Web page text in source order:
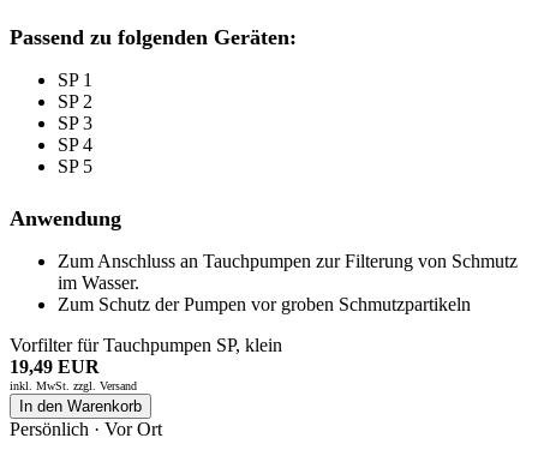
Passend zu folgenden Geräten:
SP 1
SP 2
SP 3
SP 4
SP 5
Anwendung
Zum Anschluss an Tauchpumpen zur Filterung von Schmutz
im Wasser.
Zum Schutz der Pumpen vor groben Schmutzpartikeln
Vorfilter für Tauchpumpen SP, klein
19,49 EUR
inkl. MwSt. zzgl. Versand
In den Warenkorb
Persönlich · Vor Ort